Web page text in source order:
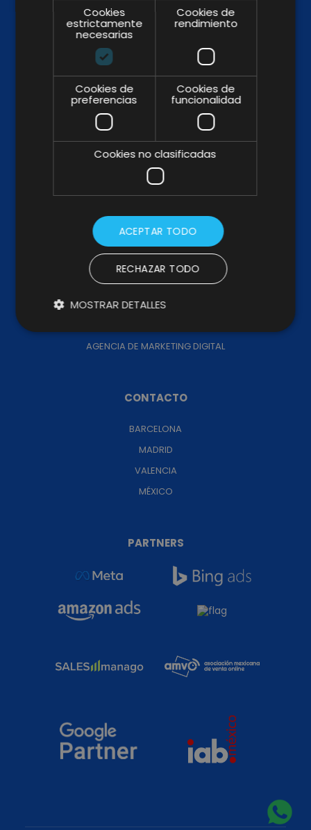
ABOUT US
KIT DIGITAL
TRABAJA CON NOSOTROS
CANAL DE DENUNCIAS
CÓDIGO PROVEEDORES
SERVICIOS
CONSULTORÍA
MARKETING OUTSOURCING
AGENCIA DE MARKETING DIGITAL
CONTACTO
BARCELONA
MADRID
VALENCIA
MÉXICO
PARTNERS
Cookies
estrictamente
necesarias
Cookies de
rendimiento
Cookies de
preferencias
Cookies de
funcionalidad
Cookies no clasificadas
ACEPTAR TODO
RECHAZAR TODO
MOSTRAR DETALLES